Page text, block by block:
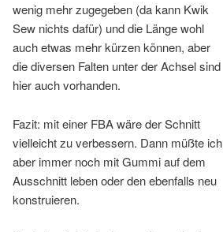
wenig mehr zugegeben (da kann Kwik
Sew nichts dafür) und die Länge wohl
auch etwas mehr kürzen können, aber
die diversen Falten unter der Achsel sind
hier auch vorhanden.
Fazit: mit einer FBA wäre der Schnitt
vielleicht zu verbessern. Dann müßte ich
aber immer noch mit Gummi auf dem
Ausschnitt leben oder den ebenfalls neu
konstruieren.